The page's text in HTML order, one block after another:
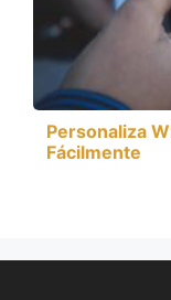
Personaliza
Fácilmente